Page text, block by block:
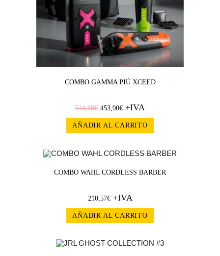
COMBO GAMMA PIÚ XCEED
544,68€ 453,90€ +IVA
AÑADIR AL CARRITO
COMBO WAHL CORDLESS BARBER
210,57€+IVA
AÑADIR AL CARRITO